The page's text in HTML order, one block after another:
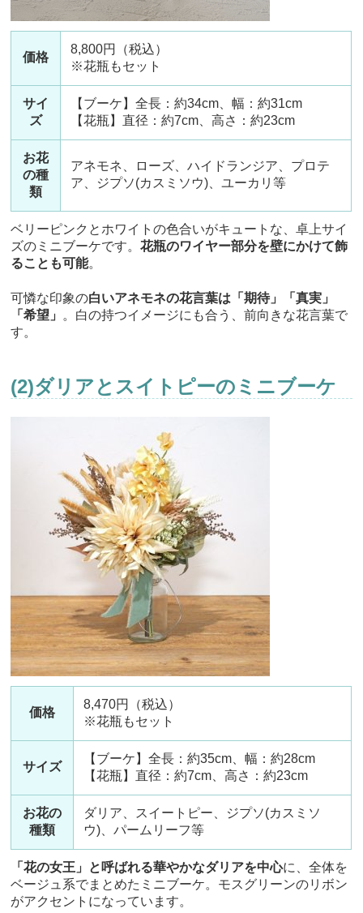
価格
8,800円（税込）
※花瓶もセット
サイ
ズ
【ブーケ】全長：約34cm、幅：約31cm
【花瓶】直径：約7cm、高さ：約23cm
お花
の種
類
アネモネ、ローズ、ハイドランジア、プロテ
ア、ジプソ(カスミソウ)、ユーカリ等
ベリーピンクとホワイトの色合いがキュートな、卓上サイ
ズのミニブーケです。花瓶のワイヤー部分を壁にかけて飾
ることも可能。
可憐な印象の白いアネモネの花言葉は「期待」「真実」
「希望」 。白の持つイメージにも合う、前向きな花言葉で
す。
(2)ダリアとスイトピーのミニブーケ
価格
8,470円（税込）
※花瓶もセット
サイズ
【ブーケ】全長：約35cm、幅：約28cm
【花瓶】直径：約7cm、高さ：約23cm
お花の
種類
ダリア、スイートピー、ジプソ(カスミソ
ウ)、パームリーフ等
「花の女王」と呼ばれる華やかなダリアを中心に、全体を
ベージュ系でまとめたミニブーケ。モスグリーンのリボン
がアクセントになっています。